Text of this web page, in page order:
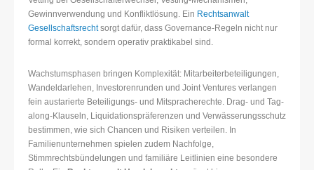
Gewinnverwendung und Konfliktlösung. Ein Rechtsanwalt
Gesellschaftsrechtsorgt dafür, dass Governance-Regeln nicht nur
formal korrekt, sondern operativ praktikabel sind.
Wachstumsphasen bringen Komplexität: Mitarbeiterbeteiligungen,
Wandeldarlehen, Investorenrunden und Joint Ventures verlangen
fein austarierte Beteiligungs- und Mitspracherechte. Drag- und Tag-
along-Klauseln, Liquidationspräferenzen und Verwässerungsschutz
bestimmen, wie sich Chancen und Risiken verteilen. In
Familienunternehmen spielen zudem Nachfolge,
Stimmrechtsbündelungen und familiäre Leitlinien eine besondere